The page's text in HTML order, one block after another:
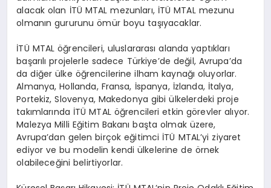
alacak olan İTÜ MTAL mezunları, İTÜ MTAL mezunu
olmanın gururunu ömür boyu taşıyacaklar.
İTÜ MTAL öğrencileri, uluslararası alanda yaptıkları
başarılı projelerle sadece Türkiye’de değil, Avrupa’da
da diğer ülke öğrencilerine ilham kaynağı oluyorlar.
Almanya, Hollanda, Fransa, İspanya, İzlanda, İtalya,
Portekiz, Slovenya, Makedonya gibi ülkelerdeki proje
takımlarında İTÜ MTAL öğrencileri etkin görevler alıyor.
Malezya Milli Eğitim Bakanı başta olmak üzere,
Avrupa’dan gelen birçok eğitimci İTÜ MTAL’yi ziyaret
ediyor ve bu modelin kendi ülkelerine de örnek
olabileceğini belirtiyorlar.